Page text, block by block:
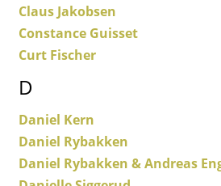
Lits enfants
Tables de chevet et
Accessoires
Horloges
Claus Jakobsen
Constance Guisset
Curt Fischer
D
Daniel Kern
Daniel Rybakken
Daniel Rybakken & Andreas